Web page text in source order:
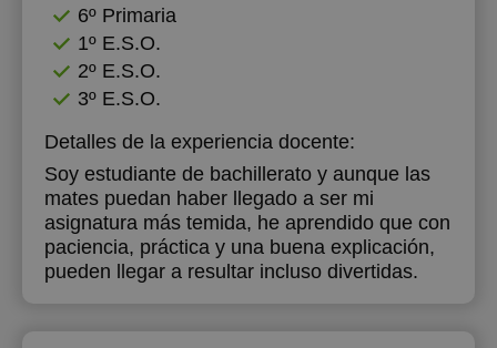
6º Primaria
1º E.S.O.
2º E.S.O.
3º E.S.O.
Detalles de la experiencia docente:
Soy estudiante de bachillerato y aunque las
mates puedan haber llegado a ser mi
asignatura más temida, he aprendido que con
paciencia, práctica y una buena explicación,
pueden llegar a resultar incluso divertidas.